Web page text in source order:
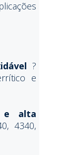
?
e
e alta
4340,